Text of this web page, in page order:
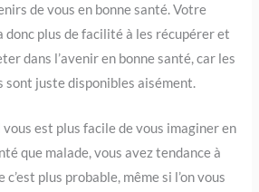
de vous en bonne santé. Votre
donc plus de facilité à les récupérer et
dans l’avenir en bonne santé, car les
sont juste disponibles aisément.
vous est plus facile de vous imaginer en
que malade, vous avez tendance à
c’est plus probable, même si l’on vous